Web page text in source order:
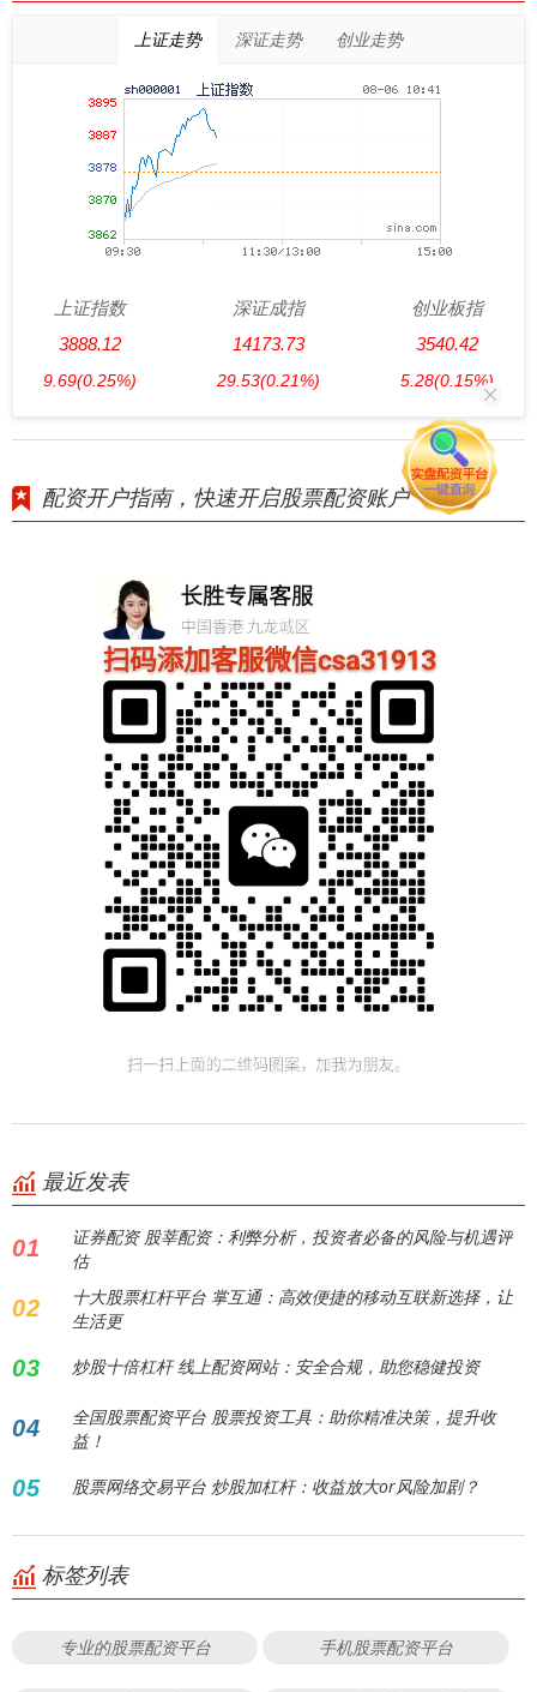
上证走势 深证走势 创业走势
上证指数
3888.12
9.69(0.25%)
深证成指
14173.73
29.53(0.21%)
创业板指
3540.42
5.28(0.15%)
配资开户指南，快速开启股票配资账户
最近发表
01
证券配资 股莘配资：利弊分析，投资者必备的风险与机遇评
估
02
十大股票杠杆平台 掌互通：高效便捷的移动互联新选择，让
生活更
03 炒股十倍杠杆 线上配资网站：安全合规，助您稳健投资
04
全国股票配资平台 股票投资工具：助你精准决策，提升收
益！
05 股票网络交易平台 炒股加杠杆：收益放大or风险加剧？
标签列表
专业的股票配资平台 手机股票配资平台